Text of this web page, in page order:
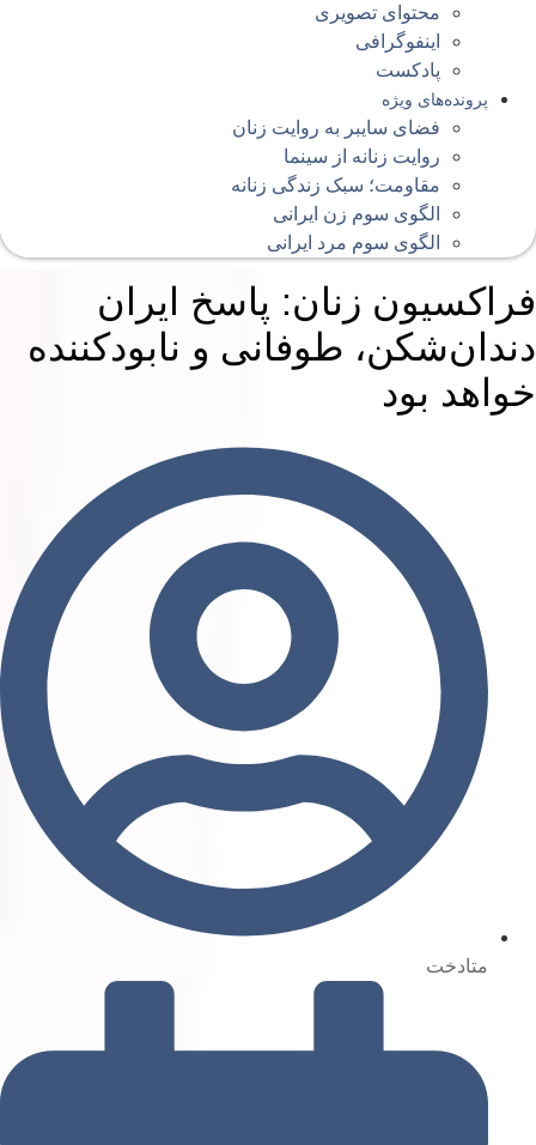
محتوای تصویری
اینفوگرافی
پادکست
پرونده‌های ویژه
فضای سایبر به روایت زنان
روایت زنانه از سینما
مقاومت؛ سبک زندگی زنانه
الگوی سوم زن ایرانی
الگوی سوم مرد ایرانی
زنان: پاسخ ایران
طوفانی و نابودکننده
بود
متادخت